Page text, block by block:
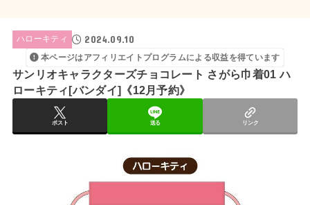
ハローキティ 2024.09.10
本ページはアフィリエイトプログラムによる収益を得ています
サンリオキャラクターズチョコレート さがら巾着01 ハ
ローキティ[バンダイ]《12月予約》
ポスト 送る リンク